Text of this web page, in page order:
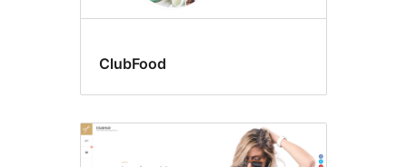
ClubFood